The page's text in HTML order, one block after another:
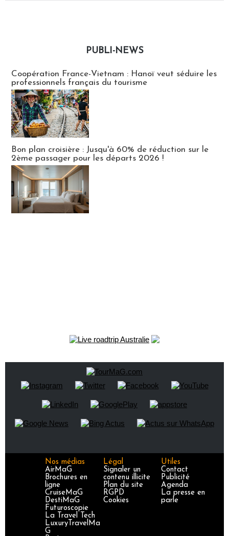
PUBLI-NEWS
Coopération France-Vietnam : Hanoï veut séduire les
professionnels français du tourisme
Bon plan croisière : Jusqu'à 60% de réduction sur le
2ème passager pour les départs 2026 !
Nos médias
AirMaG
Brochures en
ligne
CruiseMaG
DestiMaG
Futuroscopie
La Travel Tech
LuxuryTravelMa
G
Légal
Signaler un
contenu illicite
Plan du site
RGPD
Cookies
Utiles
Contact
Publicité
Agenda
La presse en
parle